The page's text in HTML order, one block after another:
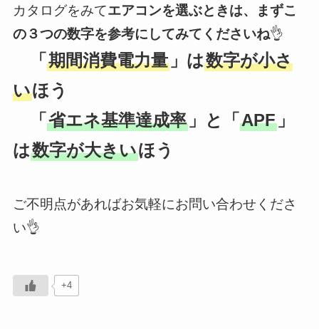
カタログをみてエアコンを選ぶときは、まずこ
の３つの数字を参考にしてみてくださいね👌
「 期間消費電力量」は数字が小さ
いほう
「 省エネ基準達成率」と「 APF」
は数字が大きいほう
ご不明点があればお気軽にお問い合わせくださ
い👌
+4